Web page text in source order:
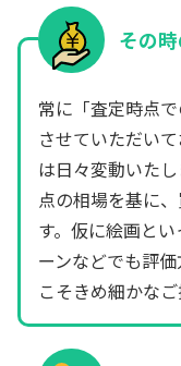
その
常に「査定時点
させていただい
は日々変動いた
点の相場を基に
す。仮に絵画と
ーンなどでも評
こそきめ細かな